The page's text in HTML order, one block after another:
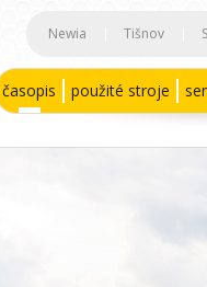
Newia Tišnov
časopis použité stroje